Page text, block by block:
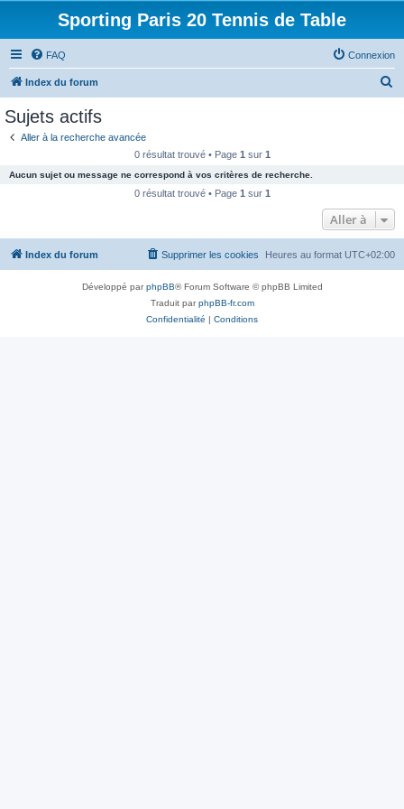
Sporting Paris 20 Tennis de Table
FAQ Connexion
Index du forum
c
e
Sujets actifs
Aller à la recherche avancée
0 résultat trouvé • Page 1 sur 1
Aucun sujet ou message ne correspond à vos critères de recherche.
0 résultat trouvé • Page 1 sur 1
Aller à
Index du forum Heures au format UTC+02:00
Supprimer les cookies
Développé parphpBB® Forum Software © phpBB Limited
Traduit parphpBB-fr.com
Confidentialité | Conditions